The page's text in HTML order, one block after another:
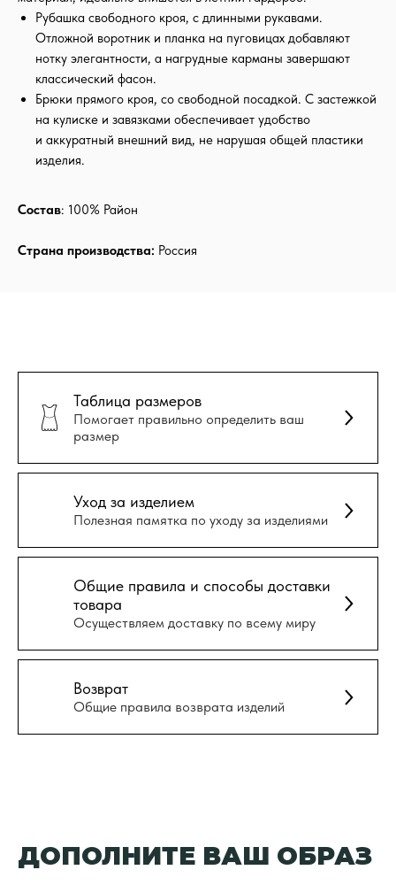
Рубашка свободного кроя, с длинными рукавами.
Отложной воротник и планка на пуговицах добавляют
нотку элегантности, а нагрудные карманы завершают
классический фасон.
Брюки прямого кроя, со свободной посадкой. С застежкой
на кулиске и завязками обеспечивает удобство
и аккуратный внешний вид, не нарушая общей пластики
изделия.
Состав: 100% Район
Страна производства: Россия
Таблица размеров
Помогает правильно определить ваш
размер
Уход за изделием
Полезная памятка по уходу за изделиями
Общие правила и способы доставки
товара
Осуществляем доставку по всему миру
Возврат
Общие правила возврата изделий
ДОПОЛНИТЕ ВАШ ОБРАЗ